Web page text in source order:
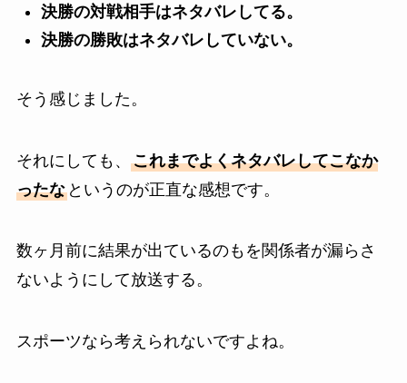
決勝の対戦相手はネタバレしてる。
決勝の勝敗はネタバレしていない。
そう感じました。
それにしても、 これまでよくネタバレしてこなか
ったなというのが正直な感想です。
数ヶ月前に結果が出ているのもを関係者が漏らさ
ないようにして放送する。
スポーツなら考えられないですよね。